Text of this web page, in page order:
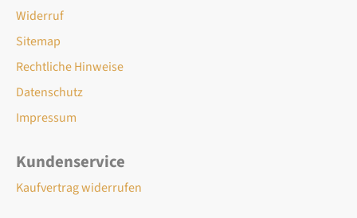
Widerruf
Sitemap
Rechtliche Hinweise
Datenschutz
Impressum
Kundenservice
Kaufvertrag widerrufen